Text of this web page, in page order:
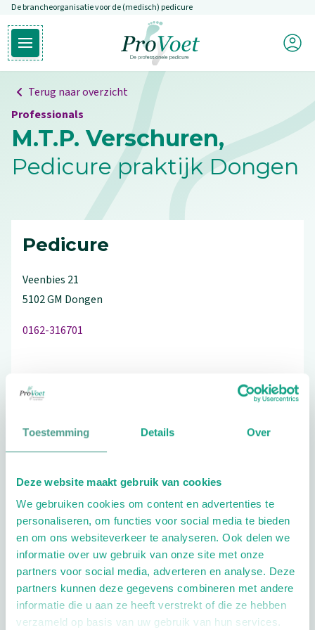
Toestemming Details Over
Deze website maakt gebruik van cookies
We gebruiken cookies om content en advertenties te
personaliseren, om functies voor social media te bieden
en om ons websiteverkeer te analyseren. Ook delen we
informatie over uw gebruik van onze site met onze
partners voor social media, adverteren en analyse. Deze
partners kunnen deze gegevens combineren met andere
informatie die u aan ze heeft verstrekt of die ze hebben
verzameld op basis van uw gebruik van hun services.
Overslaan en naar de inhoud gaan
De brancheorganisatie voor de (medisch) pedicure
Open hoofdmenu
Ga naar de homepagina
Mijn
Terug naar overzicht
Professionals
M.T.P. Verschuren,
Pedicure praktijk Dongen
Pedicure
Veenbies 21
5102 GM Dongen
0162-316701
Schrijf ook een review
Extra opties